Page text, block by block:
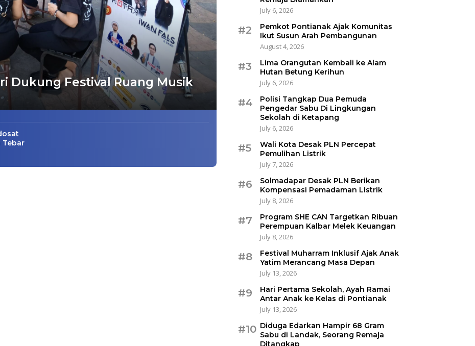
Dukung Festival Ruang Musik
Tebar
July 6, 2026
#2
Pemkot Pontianak Ajak Komunitas
Ikut Susun Arah Pembangunan
August 4, 2026
#3
Lima Orangutan Kembali ke Alam
Hutan Betung Kerihun
July 6, 2026
#4
Polisi Tangkap Dua Pemuda
Pengedar Sabu Di Lingkungan
Sekolah di Ketapang
July 6, 2026
#5
Wali Kota Desak PLN Percepat
Pemulihan Listrik
July 7, 2026
#6
Solmadapar Desak PLN Berikan
Kompensasi Pemadaman Listrik
July 8, 2026
#7
Program SHE CAN Targetkan Ribuan
Perempuan Kalbar Melek Keuangan
July 8, 2026
#8
Festival Muharram Inklusif Ajak Anak
Yatim Merancang Masa Depan
July 13, 2026
#9
Hari Pertama Sekolah, Ayah Ramai
Antar Anak ke Kelas di Pontianak
July 13, 2026
#10 Diduga Edarkan Hampir 68 Gram
Sabu di Landak, Seorang Remaja
Ditangkap